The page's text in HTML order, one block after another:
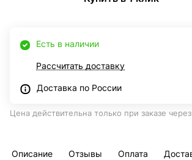
Есть в наличии
Рассчитать доставку
Доставка по России
Цена действительна только при заказе
Описание Отзывы Оплата